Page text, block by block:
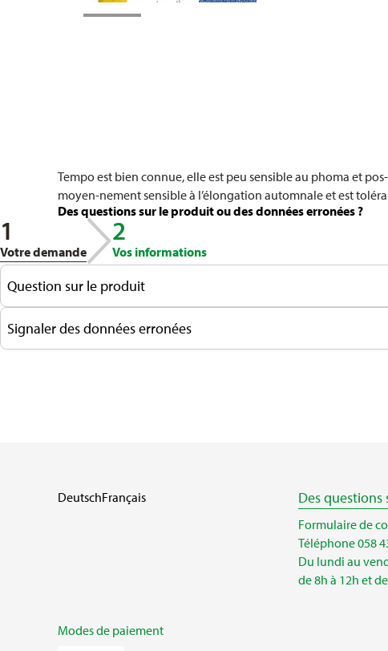
Tempo est bien connue, elle est peu sensible au phoma et
moyen-nement sensible à l’élongation automnale et est
Des questions sur le produit ou des données erronées ?
1
Votre demande
2
Vos informations
Question sur le produit
Signaler des données erronées
DeutschFrançais Des questions
Formulaire de
Téléphone 058
Du lundi au
de 8h à 12h et
Modes de paiement